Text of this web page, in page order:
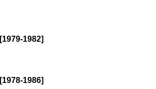
[1979-1982]
[1978-1986]